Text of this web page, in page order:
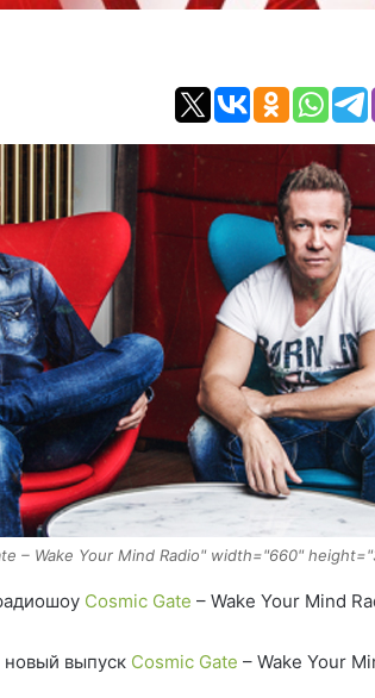
– Wake Your Mind Radio" width="660"
Cosmic Gate – Wake Your Mind
выпуск Cosmic Gate – Wake Your